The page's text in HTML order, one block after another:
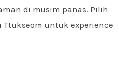
di musim panas. Pilih
Ttukseom untuk experience